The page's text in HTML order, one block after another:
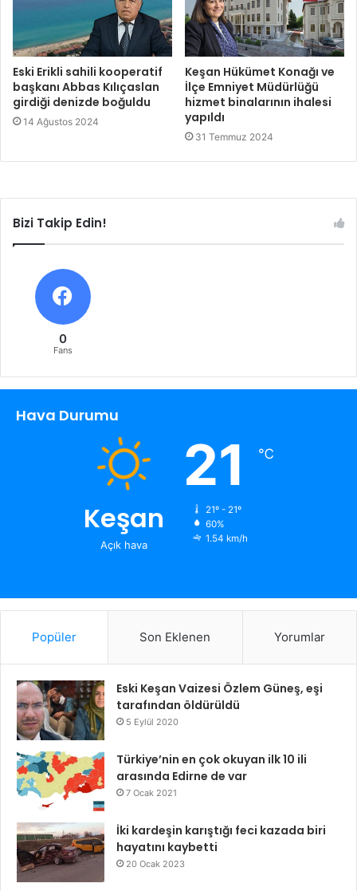
Eski Erikli sahili kooperatif
başkanı Abbas Kılıçaslan
girdiği denizde boğuldu
14 Ağustos 2024
Keşan Hükümet Konağı ve
İlçe Emniyet Müdürlüğü
hizmet binalarının ihalesi
yapıldı
31 Temmuz 2024
Bizi Takip Edin!
0
Fans
Hava Durumu
Keşan
Açık hava
21 ℃
21º - 21º
60%
1.54 km/h
Popüler Son Eklenen Yorumlar
Eski Keşan Vaizesi Özlem Güneş, eşi
tarafından öldürüldü
5 Eylül 2020
Türkiye’nin en çok okuyan ilk 10 ili
arasında Edirne de var
7 Ocak 2021
İki kardeşin karıştığı feci kazada biri
hayatını kaybetti
20 Ocak 2023